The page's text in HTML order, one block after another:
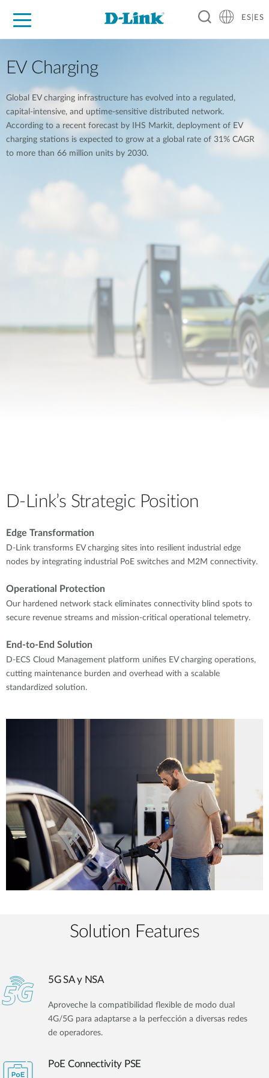
ES|ES
EV Charging
Global EV charging infrastructure has evolved into a regulated,
capital-intensive, and uptime-sensitive distributed network.
According to a recent forecast by IHS Markit, deployment of EV
charging stations is expected to grow at a global rate of 31% CAGR
to more than 66 million units by 2030.
D-Link’s Strategic Position
Edge Transformation
D-Link transforms EV charging sites into resilient industrial edge
nodes by integrating industrial PoE switches and M2M connectivity.
Operational Protection
Our hardened network stack eliminates connectivity blind spots to
secure revenue streams and mission-critical operational telemetry.
End-to-End Solution
D-ECS Cloud Management platform unifies EV charging operations,
cutting maintenance burden and overhead with a scalable
standardized solution.
Solution Features
5G SA y NSA
Aproveche la compatibilidad flexible de modo dual
4G/5G para adaptarse a la perfección a diversas redes
de operadores.
PoE Connectivity PSE